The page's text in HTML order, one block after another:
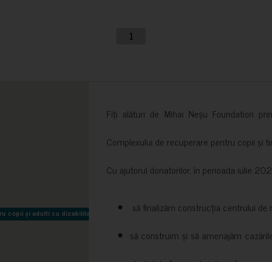
1
copii și adulti cu dizabilitati neuromotorii Sfântul Nectarie
copii și adulti cu dizabilitati neuromotorii Sfântul Nectarie
Fiți alături de Mihai Neșu Foundation
Complexului de recuperare pentru copii și
Cu ajutorul donatorilor, în perioada iulie
să finalizăm construcția centrului de
să construim și să amenajăm